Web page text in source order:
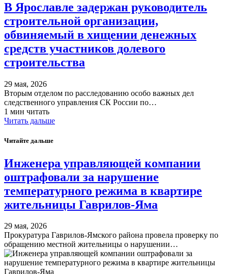
В Ярославле задержан руководитель
строительной организации,
обвиняемый в хищении денежных
средств участников долевого
строительства
29 мая, 2026
Вторым отделом по расследованию особо важных дел
следственного управления СК России по…
1 мин читать
Читать дальше
Читайте дальше
Инженера управляющей компании
оштрафовали за нарушение
температурного режима в квартире
жительницы Гаврилов-Яма
29 мая, 2026
Прокуратура Гаврилов-Ямского района провела проверку по
обращению местной жительницы о нарушении…